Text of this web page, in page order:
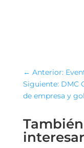
← Anterior:
Siguiente: DMC
de empresa y